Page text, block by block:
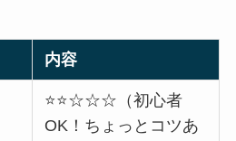
内容
⭐️⭐️☆☆☆（初心者
OK！ちょっとコツあ